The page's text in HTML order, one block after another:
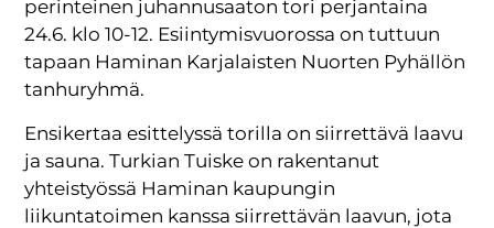
perinteinen juhannusaaton tori perjantaina
24.6. klo 10-12. Esiintymisvuorossa on tuttuun
tapaan Haminan Karjalaisten Nuorten Pyhällön
tanhuryhmä.
Ensikertaa esittelyssä torilla on siirrettävä laavu
ja sauna. Turkian Tuiske on rakentanut
yhteistyössä Haminan kaupungin
liikuntatoimen kanssa siirrettävän laavun, jota